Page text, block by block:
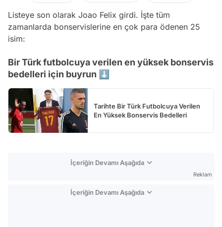
Listeye son olarak Joao Felix girdi. İşte tüm
zamanlarda bonservislerine en çok para ödenen 25
isim:
Bir Türk futbolcuya verilen en yüksek bonservis
bedelleri için buyrun ⬇️
Tarihte Bir Türk Futbolcuya Verilen
En Yüksek Bonservis Bedelleri
İçeriğin Devamı Aşağıda
Reklam
İçeriğin Devamı Aşağıda